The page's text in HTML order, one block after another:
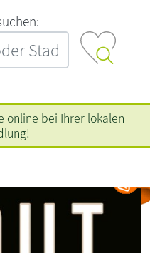
online bei Ihrer lokalen